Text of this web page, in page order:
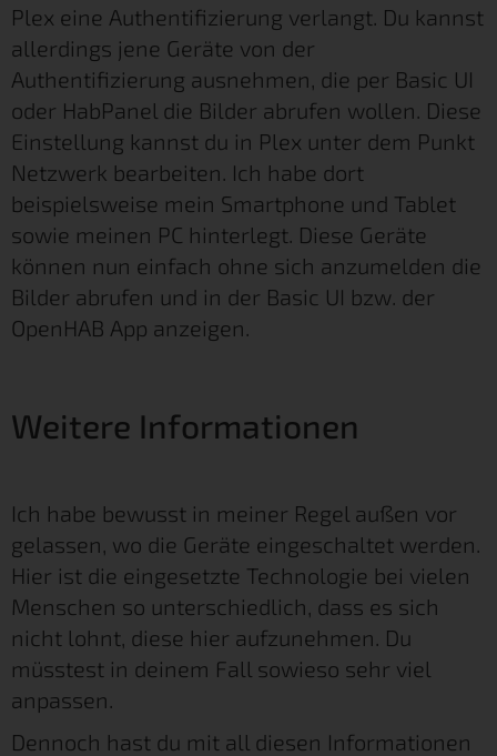
Plex eine Authentifizierung verlangt. Du kannst
allerdings jene Geräte von der
Authentifizierung ausnehmen, die per Basic UI
oder HabPanel die Bilder abrufen wollen. Diese
Einstellung kannst du in Plex unter dem Punkt
Netzwerk bearbeiten. Ich habe dort
beispielsweise mein Smartphone und Tablet
sowie meinen PC hinterlegt. Diese Geräte
können nun einfach ohne sich anzumelden die
Bilder abrufen und in der Basic UI bzw. der
OpenHAB App anzeigen.
Weitere Informationen
Ich habe bewusst in meiner Regel außen vor
gelassen, wo die Geräte eingeschaltet werden.
Hier ist die eingesetzte Technologie bei vielen
Menschen so unterschiedlich, dass es sich
nicht lohnt, diese hier aufzunehmen. Du
müsstest in deinem Fall sowieso sehr viel
anpassen.
Dennoch hast du mit all diesen Informationen